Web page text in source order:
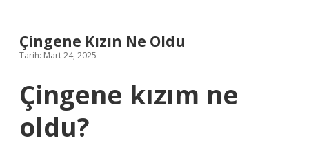
Çingene Kızın Ne Oldu
Tarih: Mart 24, 2025
Çingene kızım ne
oldu?